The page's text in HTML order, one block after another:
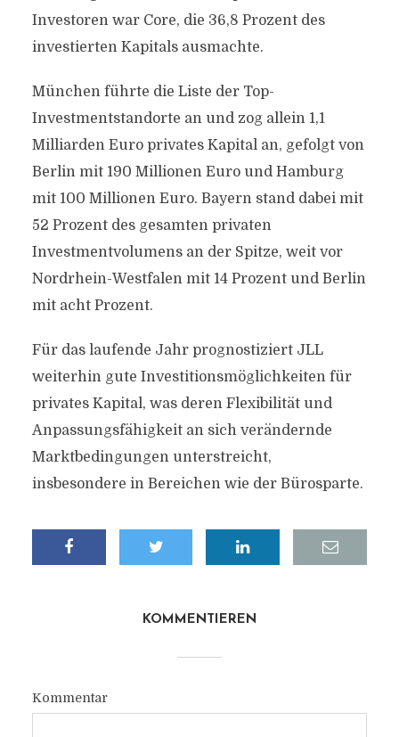
Investoren war Core, die 36,8 Prozent des
investierten Kapitals ausmachte.
München führte die Liste der Top-
Investmentstandorte an und zog allein 1,1
Milliarden Euro privates Kapital an, gefolgt von
Berlin mit 190 Millionen Euro und Hamburg
mit 100 Millionen Euro. Bayern stand dabei mit
52 Prozent des gesamten privaten
Investmentvolumens an der Spitze, weit vor
Nordrhein-Westfalen mit 14 Prozent und Berlin
mit acht Prozent.
Für das laufende Jahr prognostiziert JLL
weiterhin gute Investitionsmöglichkeiten für
privates Kapital, was deren Flexibilität und
Anpassungsfähigkeit an sich verändernde
Marktbedingungen unterstreicht,
insbesondere in Bereichen wie der Bürosparte.
KOMMENTIEREN
Kommentar